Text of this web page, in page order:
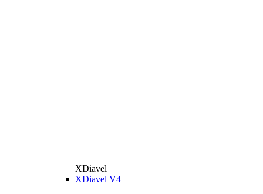
XDiavel
XDiavel V4